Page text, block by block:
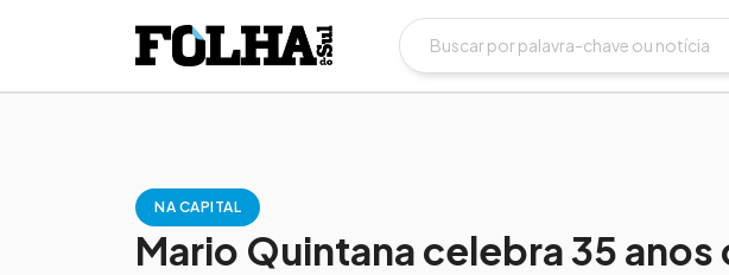
NA CAPITAL
Mario Quintana celebra 35